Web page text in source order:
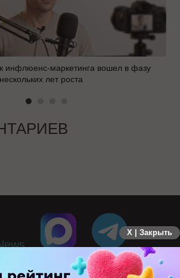
инфлюенс-маркетинга вошел в фазу
лет роста
X | Закрыть
НА ПОЛНУЮ ВЕРСИЮ